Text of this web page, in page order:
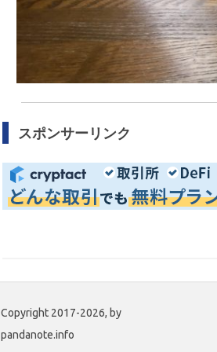
スポンサーリンク
Copyright 2017-2026, by
pandanote.info